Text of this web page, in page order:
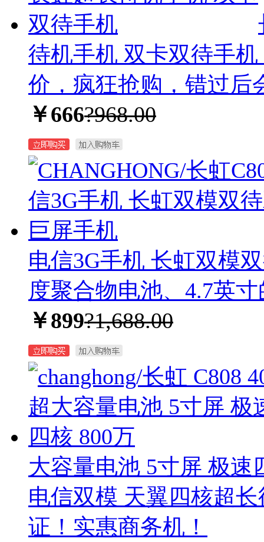
待机手机 双卡双待手机
价，疯狂抢购，错过后
￥666?968.00
电信3G手机 长虹双模
度聚合物电池、4.7英
￥899?1,688.00
大容量电池 5寸屏 极速
电信双模 天翼四核超
证！实惠商务机！